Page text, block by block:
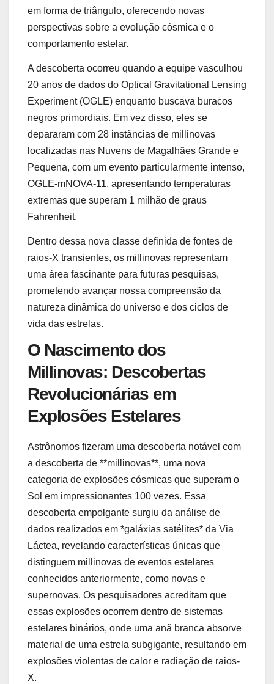
em forma de triângulo, oferecendo novas
perspectivas sobre a evolução cósmica e o
comportamento estelar.
A descoberta ocorreu quando a equipe vasculhou
20 anos de dados do Optical Gravitational Lensing
Experiment (OGLE) enquanto buscava buracos
negros primordiais. Em vez disso, eles se
depararam com 28 instâncias de millinovas
localizadas nas Nuvens de Magalhães Grande e
Pequena, com um evento particularmente intenso,
OGLE-mNOVA-11, apresentando temperaturas
extremas que superam 1 milhão de graus
Fahrenheit.
Dentro dessa nova classe definida de fontes de
raios-X transientes, os millinovas representam
uma área fascinante para futuras pesquisas,
prometendo avançar nossa compreensão da
natureza dinâmica do universo e dos ciclos de
vida das estrelas.
O Nascimento dos
Millinovas: Descobertas
Revolucionárias em
Explosões Estelares
Astrônomos fizeram uma descoberta notável com
a descoberta de **millinovas**, uma nova
categoria de explosões cósmicas que superam o
Sol em impressionantes 100 vezes. Essa
descoberta empolgante surgiu da análise de
dados realizados em *galáxias satélites* da Via
Láctea, revelando características únicas que
distinguem millinovas de eventos estelares
conhecidos anteriormente, como novas e
supernovas. Os pesquisadores acreditam que
essas explosões ocorrem dentro de sistemas
estelares binários, onde uma anã branca absorve
material de uma estrela subgigante, resultando em
explosões violentas de calor e radiação de raios-
X.